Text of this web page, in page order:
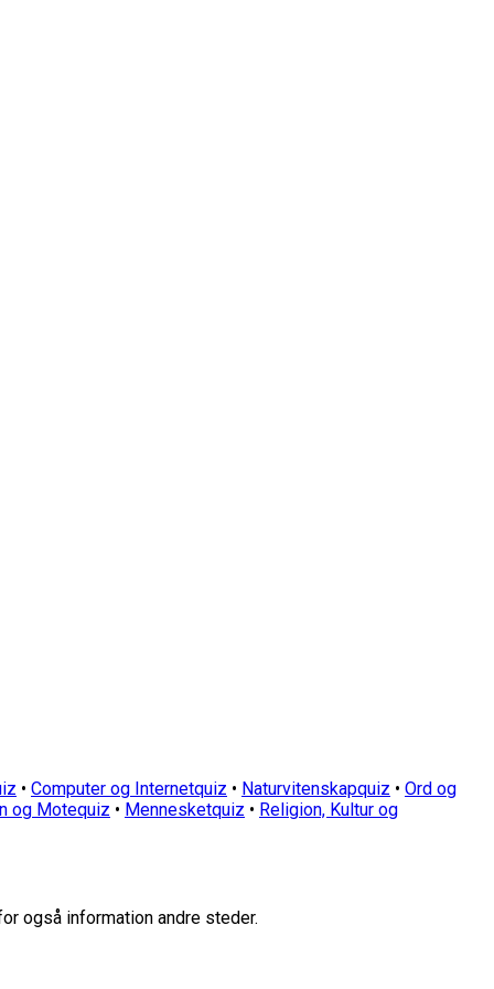
• Computer og Internetquiz • Naturvitenskapquiz • Ord og
og Motequiz • Mennesketquiz • Religion, Kultur og
også information andre steder.